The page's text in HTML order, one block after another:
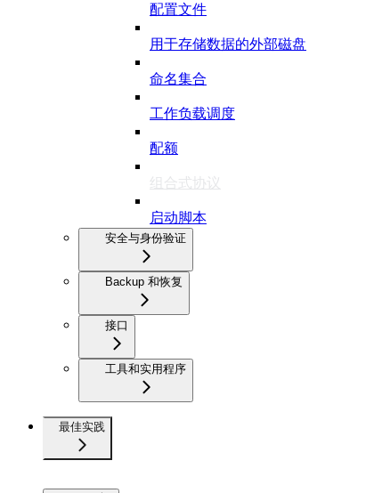
配置文件
用于存储数据的外部磁盘
命名集合
工作负载调度
配额
组合式协议
启动脚本
安全与身份验证
Backup 和恢复
接口
工具和实用程序
最佳实践